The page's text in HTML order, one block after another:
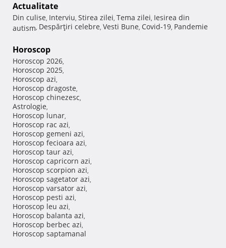
Actualitate
Din culise, Interviu, Stirea zilei, Tema zilei, Iesirea din
autism, Despărţiri celebre, Vesti Bune, Covid-19, Pandemie
Horoscop
Horoscop 2026,
Horoscop 2025,
Horoscop azi,
Horoscop dragoste,
Horoscop chinezesc,
Astrologie,
Horoscop lunar,
Horoscop rac azi,
Horoscop gemeni azi,
Horoscop fecioara azi,
Horoscop taur azi,
Horoscop capricorn azi,
Horoscop scorpion azi,
Horoscop sagetator azi,
Horoscop varsator azi,
Horoscop pesti azi,
Horoscop leu azi,
Horoscop balanta azi,
Horoscop berbec azi,
Horoscop saptamanal